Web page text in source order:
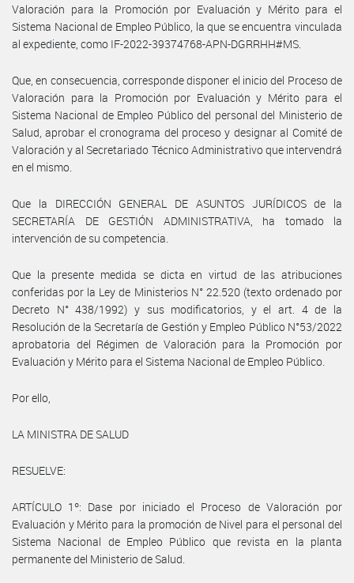
Valoración para la Promoción por Evaluación y Mérito para el
Sistema Nacional de Empleo Público, la que se encuentra vinculada
al expediente, como IF-2022-39374768-APN-DGRRHH#MS.
Que, en consecuencia, corresponde disponer el inicio del Proceso de
Valoración para la Promoción por Evaluación y Mérito para el
Sistema Nacional de Empleo Público del personal del Ministerio de
Salud, aprobar el cronograma del proceso y designar al Comité de
Valoración y al Secretariado Técnico Administrativo que intervendrá
en el mismo.
Que la DIRECCIÓN GENERAL DE ASUNTOS JURÍDICOS de la
SECRETARÍA DE GESTIÓN ADMINISTRATIVA, ha tomado la
intervención de su competencia.
Que la presente medida se dicta en virtud de las atribuciones
conferidas por la Ley de Ministerios N° 22.520 (texto ordenado por
Decreto N° 438/1992) y sus modificatorios, y el art. 4 de la
Resolución de la Secretaría de Gestión y Empleo Público N°53/2022
aprobatoria del Régimen de Valoración para la Promoción por
Evaluación y Mérito para el Sistema Nacional de Empleo Público.
Por ello,
LA MINISTRA DE SALUD
RESUELVE:
ARTÍCULO 1º: Dase por iniciado el Proceso de Valoración por
Evaluación y Mérito para la promoción de Nivel para el personal del
Sistema Nacional de Empleo Público que revista en la planta
permanente del Ministerio de Salud.